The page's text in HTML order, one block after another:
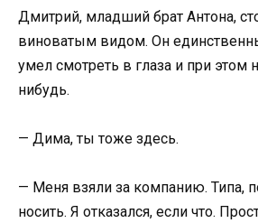
Дмитрий, младший брат Антона,
виноватым видом. Он
умел смотреть в глаза и при этом
нибудь.
— Дима, ты тоже здесь.
— Меня взяли за компанию. Типа,
носить. Я отказался, если что.